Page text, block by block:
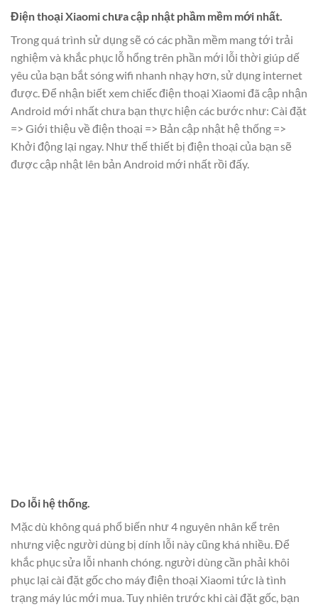
Điện thoại Xiaomi chưa cập nhật phầm mềm mới nhất.
Trong quá trình sử dụng sẽ có các phần mềm mang tới trải
nghiệm và khắc phục lỗ hổng trên phần mới lỗi thời giúp dế
yêu của bạn bắt sóng wifi nhanh nhạy hơn, sử dụng internet
được. Để nhận biết xem chiếc điện thoại Xiaomi đã cập nhận
Android mới nhất chưa bạn thực hiện các bước như: Cài đặt
=> Giới thiệu về điện thoại => Bản cập nhật hệ thống =>
Khởi động lại ngay. Như thế thiết bị điện thoại của bạn sẽ
được cập nhật lên bản Android mới nhất rồi đấy.
Do lỗi hệ thống.
Mặc dù không quá phổ biến như 4 nguyên nhân kể trên
nhưng việc người dùng bị dính lỗi này cũng khá nhiều. Để
khắc phục sửa lỗi nhanh chóng. người dùng cần phải khôi
phục lại cài đặt gốc cho máy điện thoại Xiaomi tức là tình
trạng máy lúc mới mua. Tuy nhiên trước khi cài đặt gốc, bạn